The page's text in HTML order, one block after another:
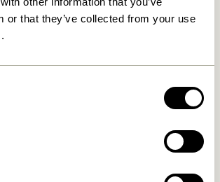
or that they’ve collected from your use